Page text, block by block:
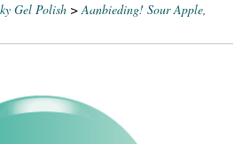
Gel Polish >Aanbieding! Sour Apple,